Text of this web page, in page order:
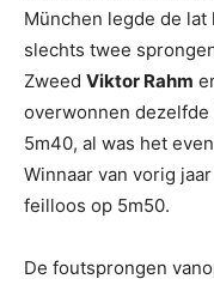
München legde de
slechts twee
Zweed Viktor Rahm
overwonnen
5m40, al was het
Winnaar van vorig jaar
feilloos op 5m50.
De foutsprongen